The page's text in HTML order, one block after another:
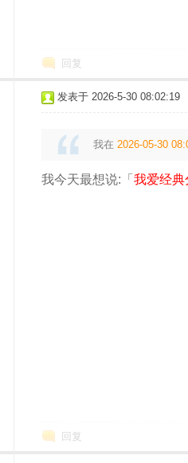
回复
发表于 2026-5-30 08:02:19
我在 2026-05-30
我今天最想说:「 我爱经典
回复